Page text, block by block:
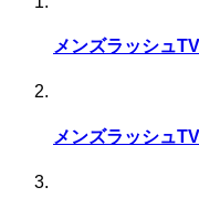
メンズラッシュ
メンズラッシュ